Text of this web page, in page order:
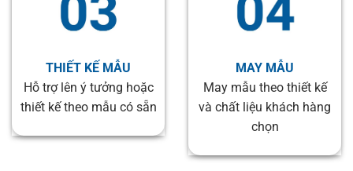
THIẾT KẾ MẪU
Hỗ trợ lên ý tưởng hoặc
thiết kế theo mẫu có sẵn
MAY MẪU
May mẫu theo thiết kế
và chất liệu khách hàng
chọn